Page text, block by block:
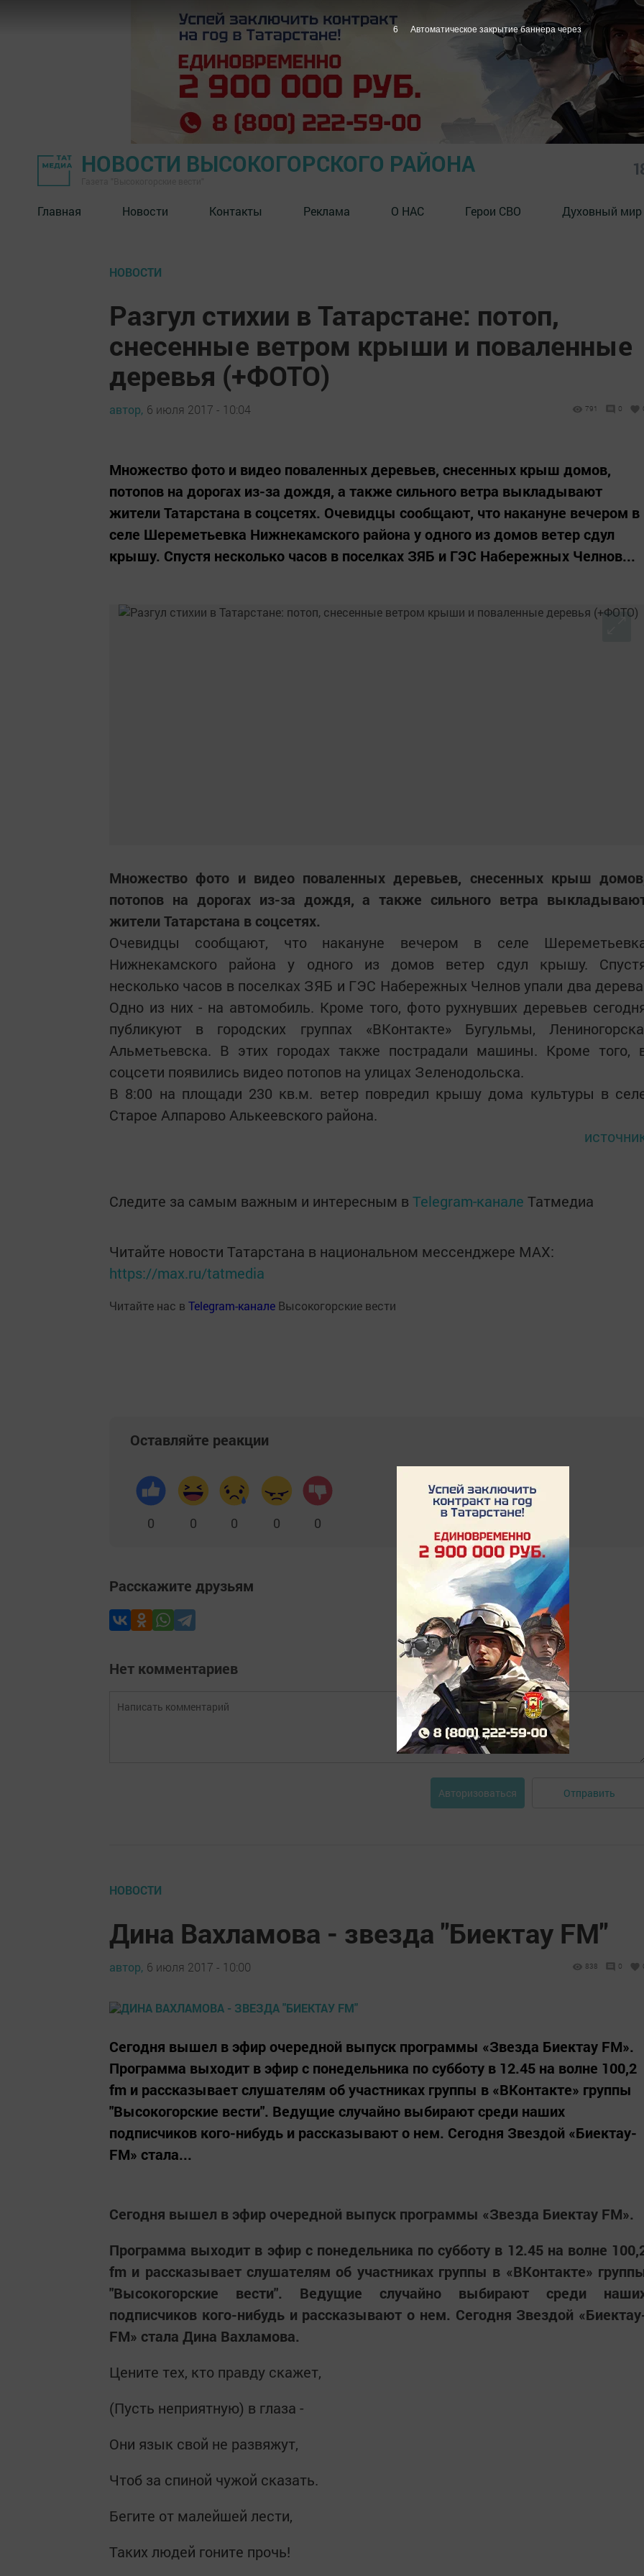
НОВОСТИ ВЫСОКОГОРСКОГО РАЙОНА
Главная Новости Контакты Реклама О НАС Герои СВО Духовный мир
НОВОСТИ
Разгул стихии в Татарстане: потоп,
снесенные ветром крыши и поваленные
деревья (+ФОТО)
автор, 6 июля 2017 - 10:04 791 0
Множество фото и видео поваленных деревьев, снесенных крыш домов,
потопов на дорогах из-за дождя, а также сильного ветра выкладывают
жители Татарстана в соцсетях. Очевидцы сообщают, что накануне вечером в
селе Шереметьевка Нижнекамского района у одного из домов ветер сдул
крышу. Спустя несколько часов в поселках ЗЯБ и ГЭС Набережных Челнов...
Множество фото и видео поваленных деревьев, снесенных крыш
потопов на дорогах из-за дождя, а также сильного ветра
жители Татарстана в соцсетях.
Очевидцы сообщают, что накануне вечером в селе
Нижнекамского района у одного из домов ветер сдул крышу.
несколько часов в поселках ЗЯБ и ГЭС Набережных Челнов упали два
Одно из них - на автомобиль. Кроме того, фото рухнувших деревьев
публикуют в городских группах «ВКонтакте» Бугульмы,
Альметьевска. В этих городах также пострадали машины. Кроме того,
соцсети появились видео потопов на улицах Зеленодольска.
В 8:00 на площади 230 кв.м. ветер повредил крышу дома культуры в
Старое Алпарово Алькеевского района.
Следите за самым важным и интересным в Telegram-канале Татмедиа
Читайте новости Татарстана в национальном мессенджере MАХ:
https://max.ru/tatmedia
Читайте нас в Telegram-канале Высокогорские вести
Оставляйте реакции
0 0 0 0 0
Расскажите друзьям
Нет комментариев
Авторизоваться Отправить
НОВОСТИ
Дина Вахламова - звезда "Биектау FM"
автор, 6 июля 2017 - 10:00 838 0
Сегодня вышел в эфир очередной выпуск программы «Звезда Биектау FM».
Программа выходит в эфир с понедельника по субботу в 12.45 на волне 100,2
fm и рассказывает слушателям об участниках группы в «ВКонтакте» группы
"Высокогорские вести". Ведущие случайно выбирают среди наших
подписчиков кого-нибудь и рассказывают о нем. Сегодня Звездой «Биектау-
FM» стала...
Сегодня вышел в эфир очередной выпуск программы «Звезда Биектау FM».
Программа выходит в эфир с понедельника по субботу в 12.45 на волне
fm и рассказывает слушателям об участниках группы в «ВКонтакте»
"Высокогорские вести". Ведущие случайно выбирают среди
подписчиков кого-нибудь и рассказывают о нем. Сегодня Звездой
FM» стала Дина Вахламова.
Цените тех, кто правду скажет,
(Пусть неприятную) в глаза -
Они язык свой не развяжут,
Чтоб за спиной чужой сказать.
Бегите от малейшей лести,
Таких людей гоните прочь!
5 Автоматическое закрытие баннера через